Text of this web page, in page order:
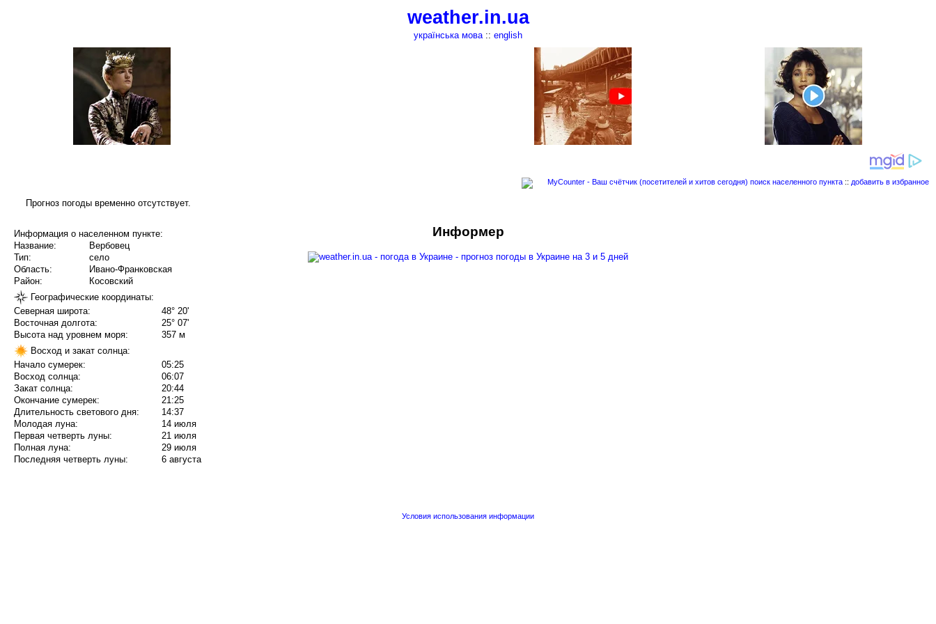
weather.in.ua
українська мова:: english
поиск населенного пункта :: добавить в избранное
Прогноз погоды временно отсутствует.
Информация о населенном пункте:
Название:
Вербовец
Тип:
село
Область:
Ивано-Франковская
Район:
Косовский
Географические координаты:
Северная широта:
48° 20'
Восточная долгота:
25° 07'
Высота над уровнем моря:
357 м
Восход и закат солнца:
Начало сумерек:
05:25
Восход солнца:
06:07
Закат солнца:
20:44
Окончание сумерек:
21:25
Длительность светового дня:
14:37
Молодая луна:
14 июля
Первая четверть луны:
21 июля
Полная луна:
29 июля
Последняя четверть луны:
6 августа
Информер
Условия использования информации